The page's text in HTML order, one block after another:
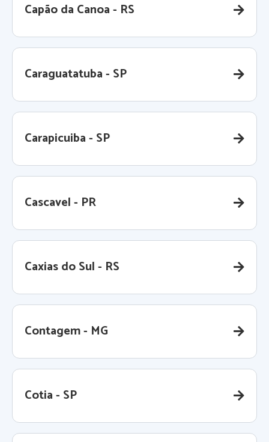
Capão da Canoa - RS
Caraguatatuba - SP
Carapicuiba - SP
Cascavel - PR
Caxias do Sul - RS
Contagem - MG
Cotia - SP